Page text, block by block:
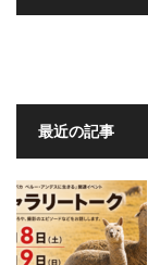
最近の記事